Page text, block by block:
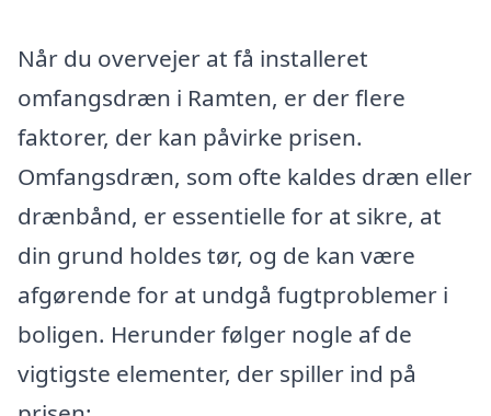
Når du overvejer at få installeret
omfangsdræn i Ramten, er der flere
faktorer, der kan påvirke prisen.
Omfangsdræn, som ofte kaldes dræn eller
drænbånd, er essentielle for at sikre, at
din grund holdes tør, og de kan være
afgørende for at undgå fugtproblemer i
boligen. Herunder følger nogle af de
vigtigste elementer, der spiller ind på